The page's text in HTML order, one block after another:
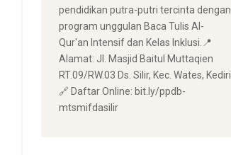
pendidikan putra-putri tercinta dengan
program unggulan Baca Tulis Al-
Qur'an Intensif dan Kelas Inklusi. ​📍
Alamat: Jl. Masjid Baitul Muttaqien
RT.09/RW.03 Ds. Silir, Kec. Wates, Kediri.
🔗 Daftar Online: bit.ly/ppdb-
mtsmifdasilir